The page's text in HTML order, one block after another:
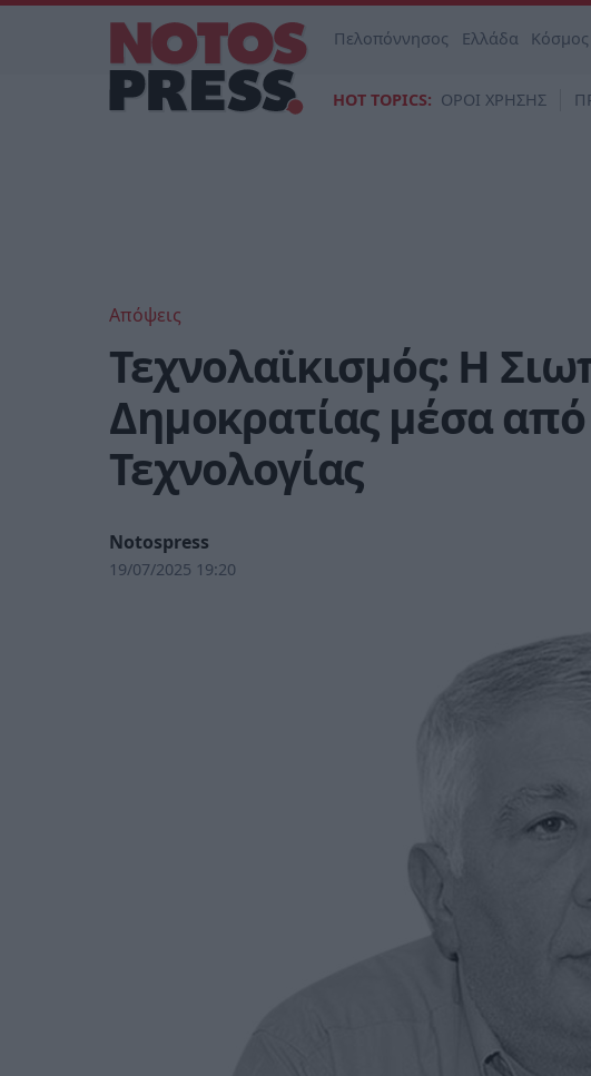
Πελοπόννησος Ελλάδα Κόσμος
HOT TOPICS: ΟΡΟΙ ΧΡΗΣΗΣ
Απόψεις
Τεχνολαϊκισμός: Η
Δημοκρατίας μέσα
Τεχνολογίας
Notospress
19/07/2025 19:20